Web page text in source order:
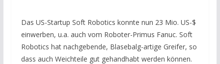
Das US-Startup Soft Robotics konnte nun 23 Mio. US-$
einwerben, u.a. auch vom Roboter-Primus Fanuc. Soft
Robotics hat nachgebende, Blasebalg-artige Greifer, so
dass auch Weichteile gut gehandhabt werden können.